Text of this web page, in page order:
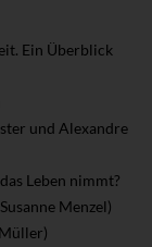
Ein Überblick
und Alexandre
Leben nimmt?
Menzel)